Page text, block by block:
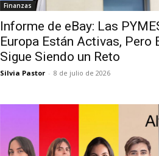
Finanzas
Informe de eBay: Las
Europa Están Activas, Pero
Sigue Siendo un Reto
Silvia Pastor - 8 de julio de 2026